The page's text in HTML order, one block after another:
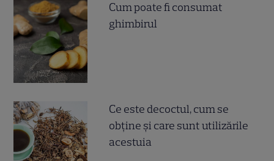
Cum poate fi consumat
ghimbirul
Ce este decoctul, cum se
obţine şi care sunt utilizările
acestuia